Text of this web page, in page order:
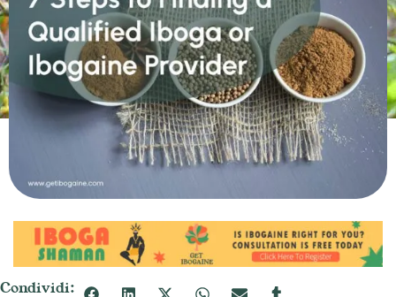
Condividi: